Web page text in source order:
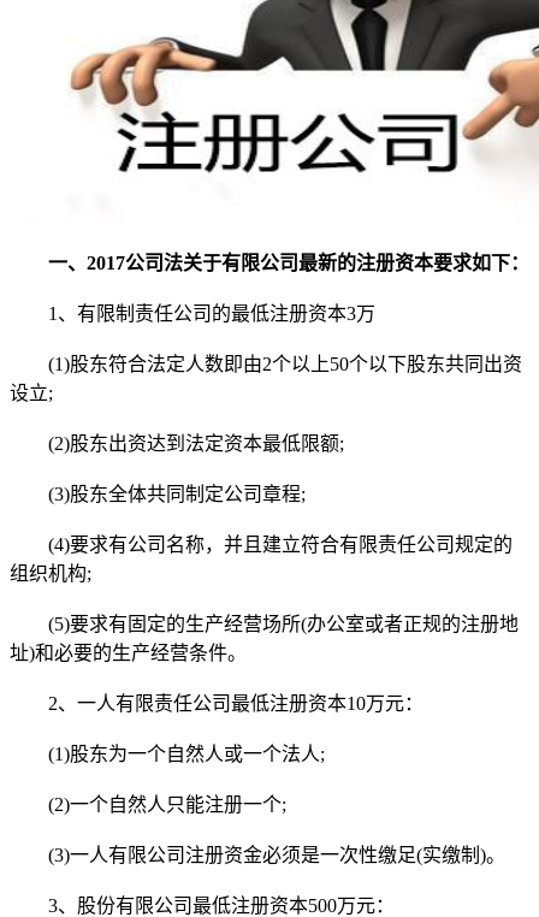
一、2017公司法关于有限公司最新的注册资本要求如下：
1、有限制责任公司的最低注册资本3万
(1)股东符合法定人数即由2个以上50个以下股东共同出资
设立;
(2)股东出资达到法定资本最低限额;
(3)股东全体共同制定公司章程;
(4)要求有公司名称，并且建立符合有限责任公司规定的
组织机构;
(5)要求有固定的生产经营场所(办公室或者正规的注册地
址)和必要的生产经营条件。
2、一人有限责任公司最低注册资本10万元：
(1)股东为一个自然人或一个法人;
(2)一个自然人只能注册一个;
(3)一人有限公司注册资金必须是一次性缴足(实缴制)。
3、股份有限公司最低注册资本500万元：